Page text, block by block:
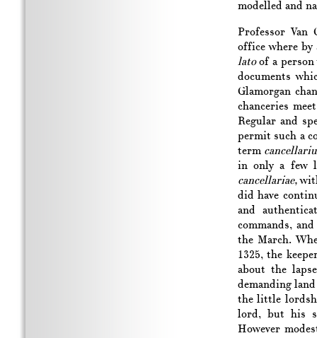
modelled and
Professor Van
office where by
latoof a person
documents
Glamorgan
chanceries
Regular and
permit such a
term
in only a few
cancellariae,
did have
and
commands,
the March.
1325, the
about the
demanding
the little
lord, but his
However